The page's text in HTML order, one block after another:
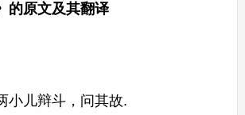
的原文及其翻译
小儿辩斗，问其故.